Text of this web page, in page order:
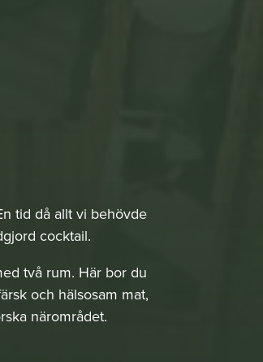
tid då allt vi behövde
cocktail.
två rum. Här bor du
och hälsosam mat,
närområdet.